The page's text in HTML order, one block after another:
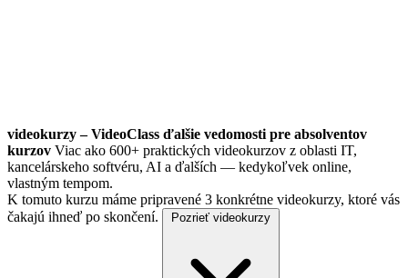
videokurzy – VideoClass ďalšie vedomosti pre absolventov
kurzov Viac ako 600+ praktických videokurzov z oblasti IT,
kancelárskeho softvéru, AI a ďalších — kedykoľvek online,
vlastným tempom.
K tomuto kurzu máme pripravené 3 konkrétne videokurzy, ktoré vás
čakajú ihneď po skončení.
Pozrieť videokurzy